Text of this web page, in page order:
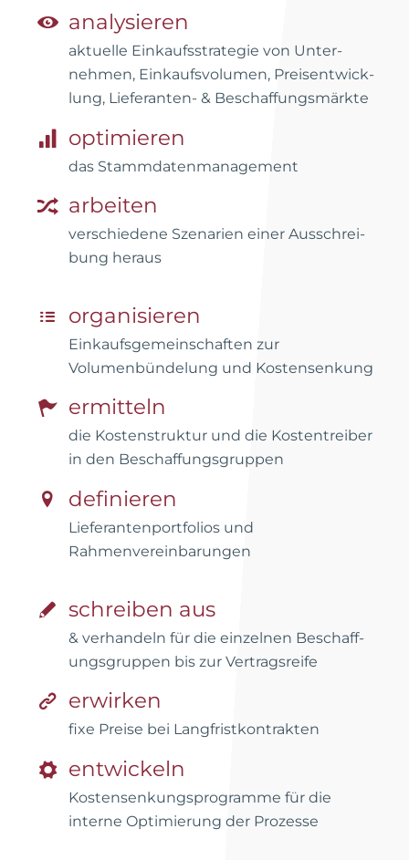
analysieren
aktuelle Einkaufs­strategie von Unter­
nehmen, Einkaufs­volumen, Preis­ent­wick­
lung, Lieferanten- & Beschaffungs­märkte
optimieren
das Stammdatenmanagement
arbeiten
verschiedene Szenarien einer Aus­schrei­
bung heraus
organisieren
Einkaufsgemeinschaften zur
Volumenbündelung und Kostensenkung
ermitteln
die Kostenstruktur und die Kostentreiber
in den Beschaffungsgruppen
definieren
Lieferantenportfolios und
Rahmenvereinbarungen
schreiben aus
& verhandeln für die einzelnen Be­schaff­
ungs­gruppen bis zur Vertrags­reife
erwirken
fixe Preise bei Langfristkontrakten
entwickeln
Kostensenkungsprogramme für die
interne Optimierung der Prozesse